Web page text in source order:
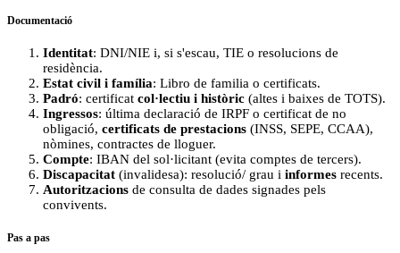
Documentació
Identitat: DNI/NIE i, si s'escau, TIE o resolucions de
residència.
Estat civil i família: Libro de familia o certificats.
Padró: certificat col·lectiu i històric (altes i baixes de TOTS).
Ingressos: última declaració de IRPF o certificat de no
obligació, certificats de prestacions (INSS, SEPE, CCAA),
nòmines, contractes de lloguer.
Compte: IBAN del sol·licitant (evita comptes de tercers).
Discapacitat (invalidesa): resolució/ grau i informes recents.
Autoritzacions de consulta de dades signades pels
convivents.
Pas a pas